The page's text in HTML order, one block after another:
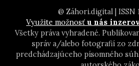
@ Záhori.digital | ISSN
Využite možnosť u nás
Všetky práva vyhradené.
správ a/alebo fotografií zo
predchádzajúceho písomného